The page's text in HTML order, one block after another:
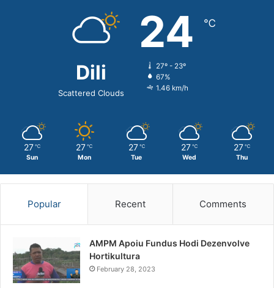
Dili
Scattered Clouds
24 ℃
27º - 23º
67%
1.46 km/h
27 ℃
Sun
27 ℃
Mon
27 ℃
Tue
27 ℃
Wed
27 ℃
Thu
Popular Recent Comments
AMPM Apoiu Fundus Hodi Dezenvolve
Hortikultura
February 28, 2023